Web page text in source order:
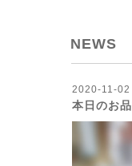
NEWS
2020-11-
本日のお